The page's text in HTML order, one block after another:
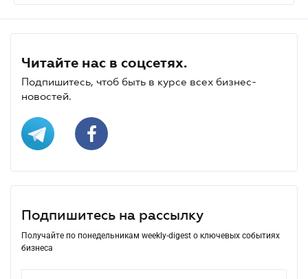
Читайте нас в соцсетях.
Подпишитесь, чтоб быть в курсе всех бизнес-
новостей.
Подпишитесь на рассылку
Получайте по понедельникам weekly-digest о ключевых событиях
бизнеса